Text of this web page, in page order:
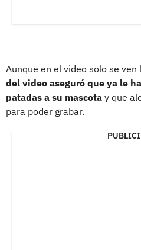
Aunque en el video solo se ven
del video aseguró que ya le
patadas a su mascota y que
para poder grabar.